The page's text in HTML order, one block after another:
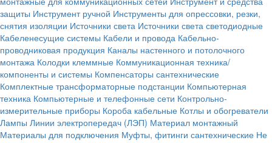
защиты Инструмент ручной Инструменты для опрессовки, резки,
снятия изоляции Источники света Источники света светодиодные
Кабеленесущие системы Кабели и провода Кабельно-
проводниковая продукция Каналы настенного и потолочного
монтажа Колодки клеммные Коммуникационная техника/
компоненты и системы Компенсаторы сантехнические
Комплектные трансформаторные подстанции Компьютерная
техника Компьютерные и телефонные сети Контрольно-
измерительные приборы Короба кабельные Котлы и обогреватели
Лампы Линии электропередач (ЛЭП) Материал монтажный
Материалы для подключения Муфты, фитинги сантехнические Не